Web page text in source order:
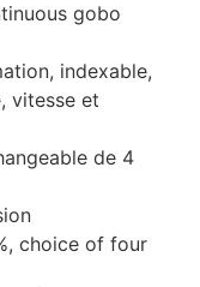
gobo
indexable,
vitesse et
de 4
choice of four